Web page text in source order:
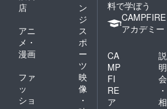
店
ン
ジ
アニ
メ・
漫画
ス
ポ
ー
ツ
ファ
ッ
ショ
映
像
・
料で学ぼう
CAMPFIRE
アカデミー
CA
MP
FI
RE
ア
説
明
会
・
相